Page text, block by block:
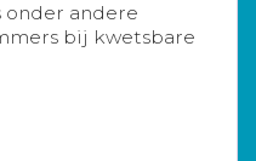
andere
bij kwetsbare